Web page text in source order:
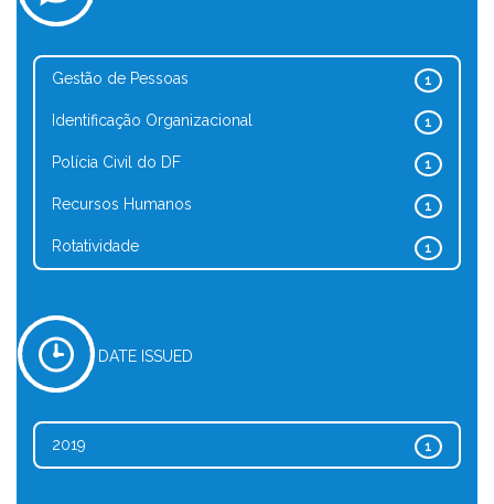
1
Gestão de Pessoas
1
Identificação Organizacional
1
Polícia Civil do DF
1
Recursos Humanos
1
Rotatividade
DATE ISSUED
1
2019